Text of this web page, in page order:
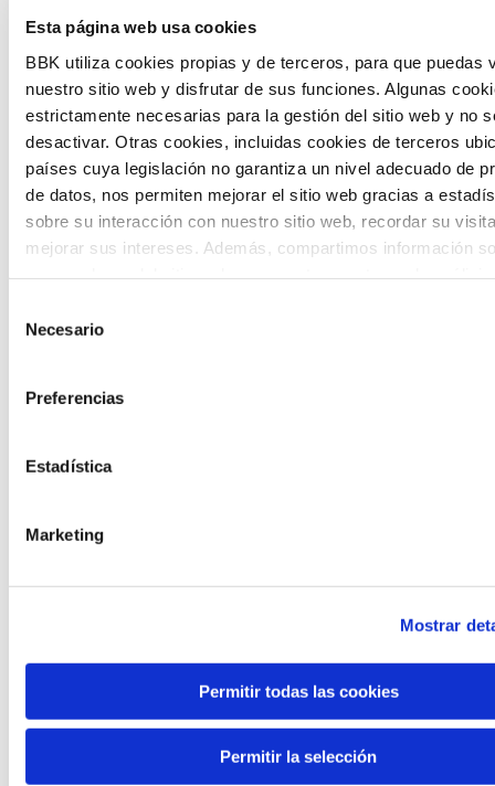
Esta página web usa cookies
BBK utiliza cookies propias y de terceros, para que puedas
nuestro sitio web y disfrutar de sus funciones. Algunas
estrictamente necesarias para la gestión del sitio web y no
desactivar. Otras cookies, incluidas cookies de terceros
países cuya legislación no garantiza un nivel adecuado de
de datos, nos permiten mejorar el sitio web gracias a
sobre su interacción con nuestro sitio web, recordar su
mejorar sus intereses. Además, compartimos información
proporcionado o que hayan recopilado a partir del uso que
Necesario
Preferencias
Estadística
Marketing
Mostrar
Permitir todas las cookies
Permitir la selección
The Future Game
The Future Game es un laboratorio de
participación juvenil que recoge las
cosmovisiones de las nuevas generaciones
en las temáticas que más les preocupan
hacia el futuro a través de una experiencia
Convocatorias
Generación de
conocimiento